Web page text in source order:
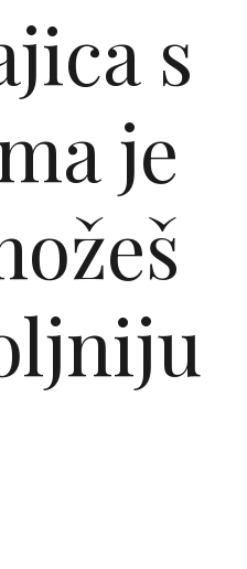
s
je